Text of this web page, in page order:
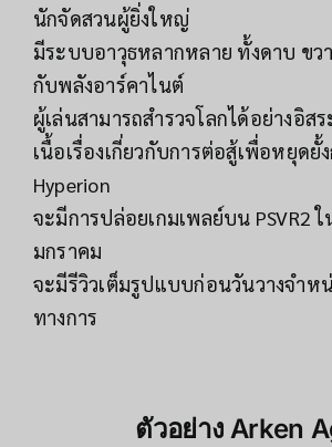
นักจัดสวนผู้ยิ่งใหญ่
มีระบบอาวุธหลากหลาย ทั้งดาบ ข
กับพลังอาร์คาไนต์
ผู้เล่นสามารถสำรวจโลกได้อย่างอิสร
เนื้อเรื่องเกี่ยวกับการต่อสู้เพื่อหยุดยั้
Hyperion
จะมีการปล่อยเกมเพลย์บน PSVR2
มกราคม
จะมีรีวิวเต็มรูปแบบก่อนวันวางจำห
ทางการ
ตัวอย่าง Arken